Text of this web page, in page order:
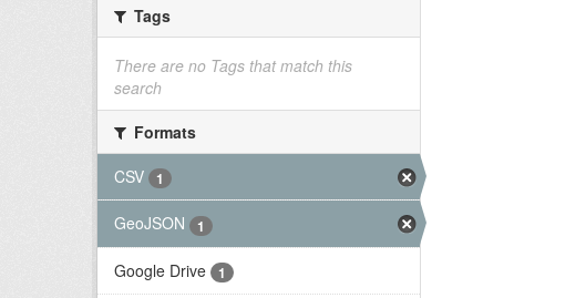
Tags
There are no Tags that match this
search
Formats
CSV
1
GeoJSON 1
Google Drive 1